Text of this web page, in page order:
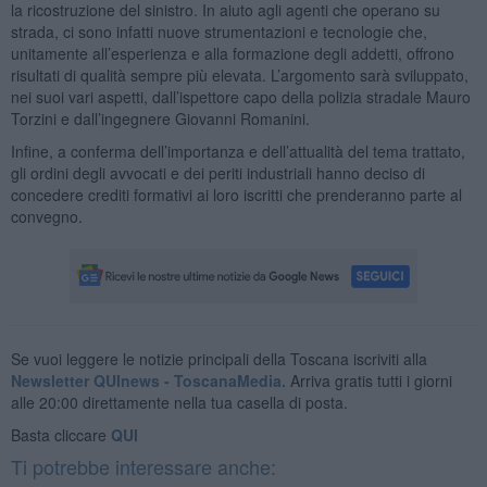
la ricostruzione del sinistro. In aiuto agli agenti che operano su
strada, ci sono infatti nuove strumentazioni e tecnologie che,
unitamente all’esperienza e alla formazione degli addetti, offrono
risultati di qualità sempre più elevata. L’argomento sarà sviluppato,
nei suoi vari aspetti, dall’ispettore capo della polizia stradale Mauro
Torzini e dall’ingegnere Giovanni Romanini.
Infine, a conferma dell’importanza e dell’attualità del tema trattato,
gli ordini degli avvocati e dei periti industriali hanno deciso di
concedere crediti formativi ai loro iscritti che prenderanno parte al
convegno.
Se vuoi leggere le notizie principali della Toscana iscriviti alla
Newsletter QUInews - ToscanaMedia. Arriva gratis tutti i giorni
alle 20:00 direttamente nella tua casella di posta.
Basta cliccare QUI
Ti potrebbe interessare anche: